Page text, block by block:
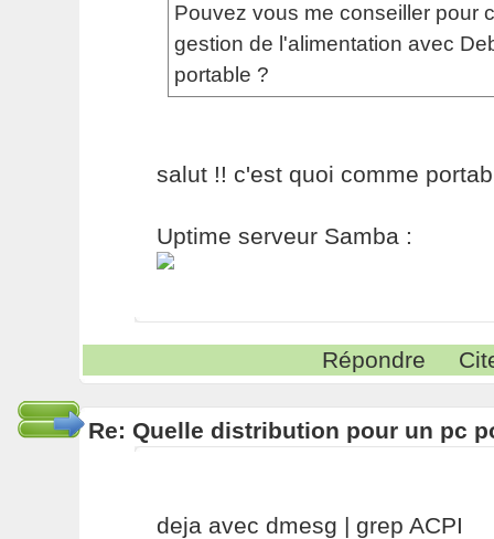
Pouvez vous me conseiller pour
gestion de l'alimentation avec
portable ?
salut !! c'est quoi comme
Uptime serveur Samba :
Répondre
Re: Quelle distribution pour un pc
deja avec dmesg | grep ACPI